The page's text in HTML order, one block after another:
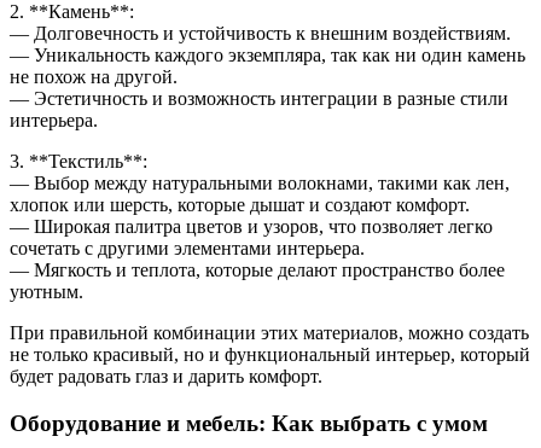
2. **Камень**:
— Долговечность и устойчивость к внешним воздействиям.
— Уникальность каждого экземпляра, так как ни один камень
не похож на другой.
— Эстетичность и возможность интеграции в разные стили
интерьера.
3. **Текстиль**:
— Выбор между натуральными волокнами, такими как лен,
хлопок или шерсть, которые дышат и создают комфорт.
— Широкая палитра цветов и узоров, что позволяет легко
сочетать с другими элементами интерьера.
— Мягкость и теплота, которые делают пространство более
уютным.
При правильной комбинации этих материалов, можно создать
не только красивый, но и функциональный интерьер, который
будет радовать глаз и дарить комфорт.
Оборудование и мебель: Как выбрать с умом